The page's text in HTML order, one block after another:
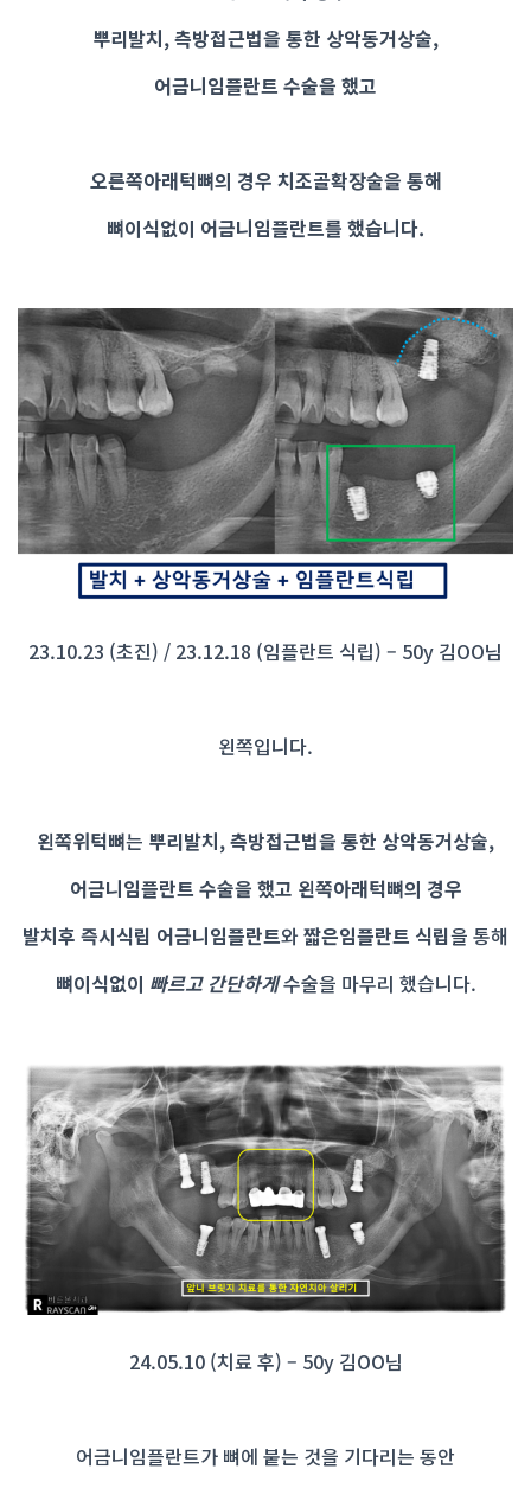
뿌리발치, 측방접근법을 통한 상악동거상술,
어금니임플란트 수술을 했고
오른쪽아래턱뼈의 경우 치조골확장술을 통해
뼈이식없이 어금니임플란트를 했습니다.
23.10.23 (초진) / 23.12.18 (임플란트 식립) – 50y 김OO님
왼쪽입니다.
왼쪽위턱뼈는 뿌리발치, 측방접근법을 통한 상악동거상술,
어금니임플란트 수술을 했고 왼쪽아래턱뼈의 경우
발치후 즉시식립 어금니임플란트와짧은임플란트 식립을 통해
뼈이식없이 빠르고 간단하게수술을 마무리 했습니다.
24.05.10 (치료 후) – 50y 김OO님
어금니임플란트가 뼈에 붙는 것을 기다리는 동안